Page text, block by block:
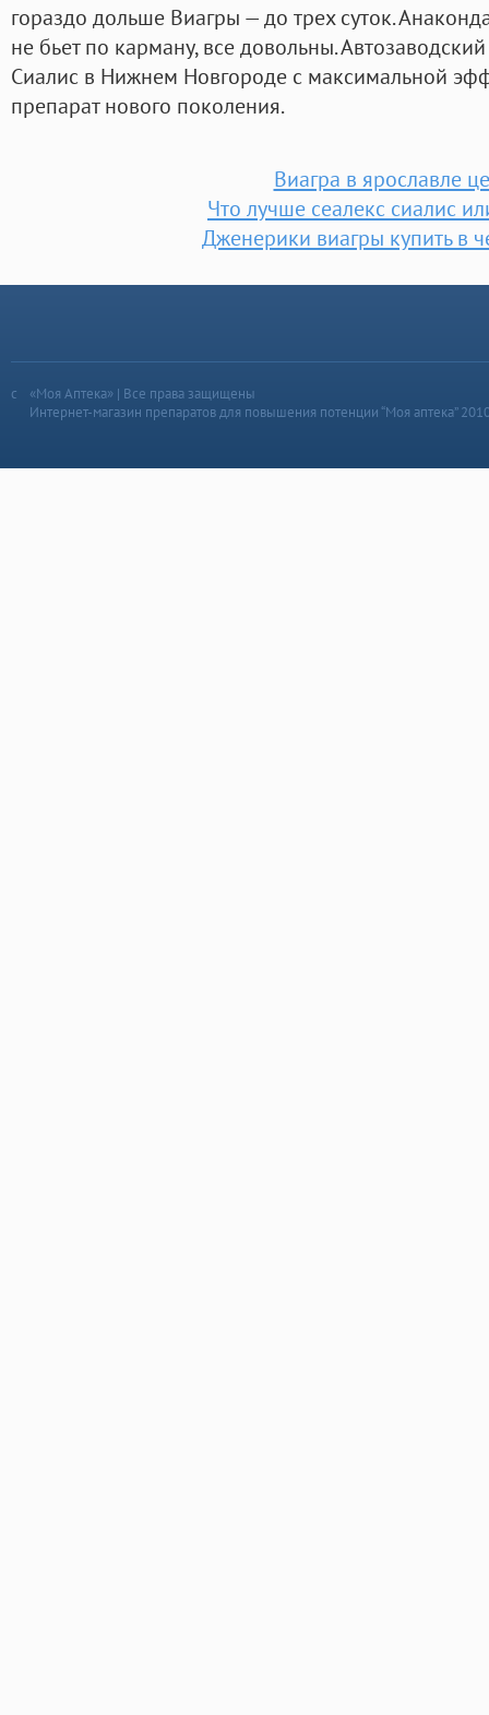
гораздо дольше Виагры — до трех суток.
не бьет по карману, все довольны.
Сиалис в Нижнем Новгороде с максимальной
препарат нового поколения.
Виагра в ярославле
Что лучше сеалекс сиалис
Дженерики виагры купить в
«Моя Аптека» | Все права защищены
Интернет-магазин препаратов для повышения потенции “Моя аптека”